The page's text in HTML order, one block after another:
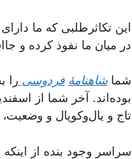
این تکاثرطلبی که ما
در میان ما نفوذ کرده و
شماشاهنامۀ فردوسی را
بوده‌اند. آخر شما از
تاج و یال‌و‌کوپال و
سراسر وجود بنده از